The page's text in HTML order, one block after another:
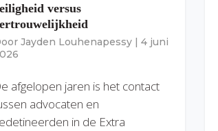
versus
Jayden Louhenapessy | 4 juni
afgelopen jaren is het contact
advocaten en
in de Extra